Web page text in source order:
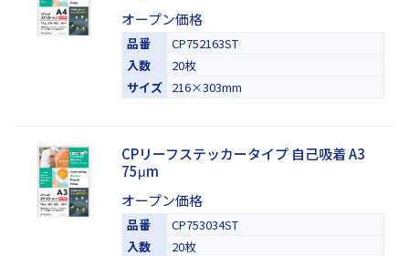
オープン価格
品番
CP752163ST
入数
20枚
サイズ 216×303mm
CPリーフステッカータイプ 自己吸着 A3
75μm
オープン価格
品番
CP753034ST
入数
20枚